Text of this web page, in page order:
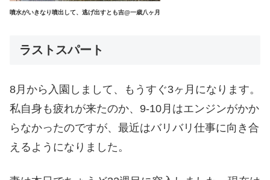
噴水がいきなり噴出して、逃げ出すとも吉@一歳八ヶ月
ラストスパート
8月から入園しまして、もうすぐ3ヶ月になります。
私自身も疲れが来たのか、9-10月はエンジンがかか
らなかったのですが、最近はバリバリ仕事に向き合
えるようになりました。